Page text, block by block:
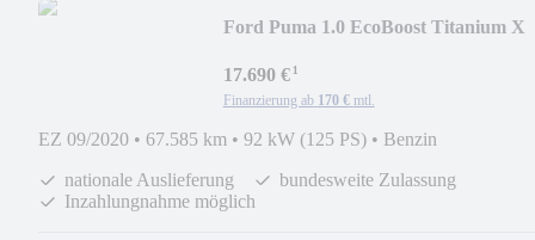
Ford Puma 1.0 EcoBoost Titanium X
17.690 €¹
Finanzierung ab 170 € mtl.
EZ 09/2020 • 67.585 km • 92 kW (125 PS) • Benzin
nationale Auslieferung
bundesweite Zulassung
Inzahlungnahme möglich